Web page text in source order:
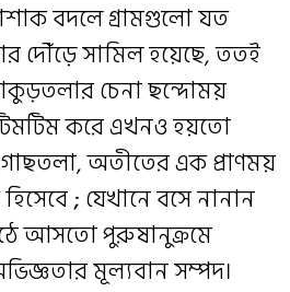
বদলে গ্রামগুলো যত
দৌঁড়ে সামিল হয়েছে, ততই
চেনা ছন্দোময়
করে এখনও হয়তো
অতীতের এক প্রাণময়
;যেখানে বসে নানান
আসতো পুরুষানুক্রমে
মূল্যবান সম্পদ।